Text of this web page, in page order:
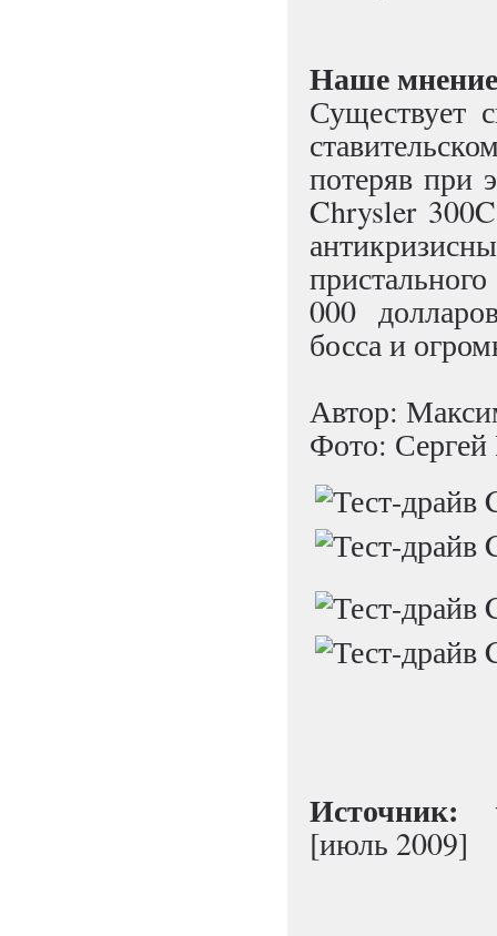
Наше мнение
Существует
потеряв при
Chrysler
000
босса и
Автор:
Фото: Сергей
Источник:
[июль 2009]